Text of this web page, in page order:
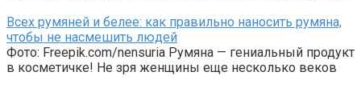
Всех румяней и белее: как правильно наносить румяна,
чтобы не насмешить людей
Фото: Freepik.com/nensuria Румяна — гениальный продукт
в косметичке! Не зря женщины еще несколько веков